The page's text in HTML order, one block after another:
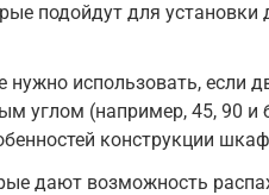
подойдут для
нужно использовать, если
углом (например, 45, 90 и
конструкции
дают возможность